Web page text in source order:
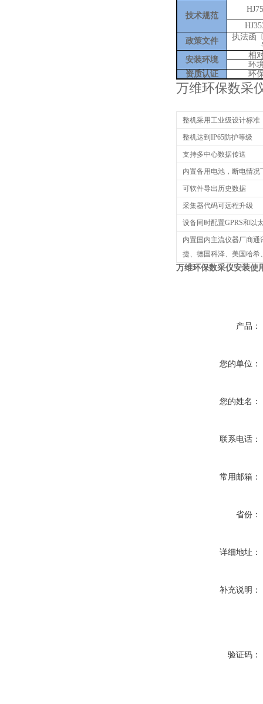
技术规范
HJ
HJ
政策文件
执法函
安装环境
相
环
资质认证
环
万维环保数采
整机采用工业级设计标准
整机达到IP65防护等级
支持多中心数据传送
内置备用电池，断电情
可软件导出历史数据
采集器代码可远程升级
设备同时配置GPRS和以
内置国内主流仪器厂商
捷、德国科泽、美国哈
万维环保数采仪安装使
产品：
您的单位：
您的姓名：
联系电话：
常用邮箱：
省份：
详细地址：
补充说明：
验证码：